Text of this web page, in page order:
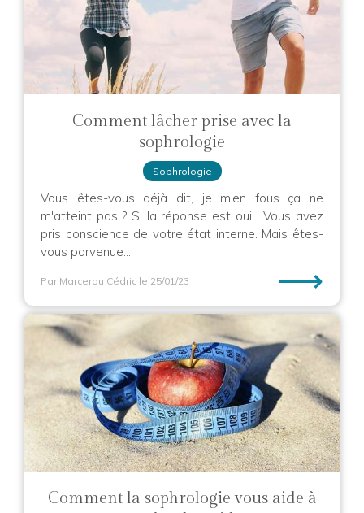
Comment lâcher prise avec la
sophrologie
Sophrologie
Vous êtes-vous déjà dit, je m’en fous ça ne
m'atteint pas ? Si la réponse est oui ! Vous avez
pris conscience de votre état interne. Mais êtes-
vous parvenue...
Par Marcerou Cédric le 25/01/23 ⟶
Comment la sophrologie vous aide à